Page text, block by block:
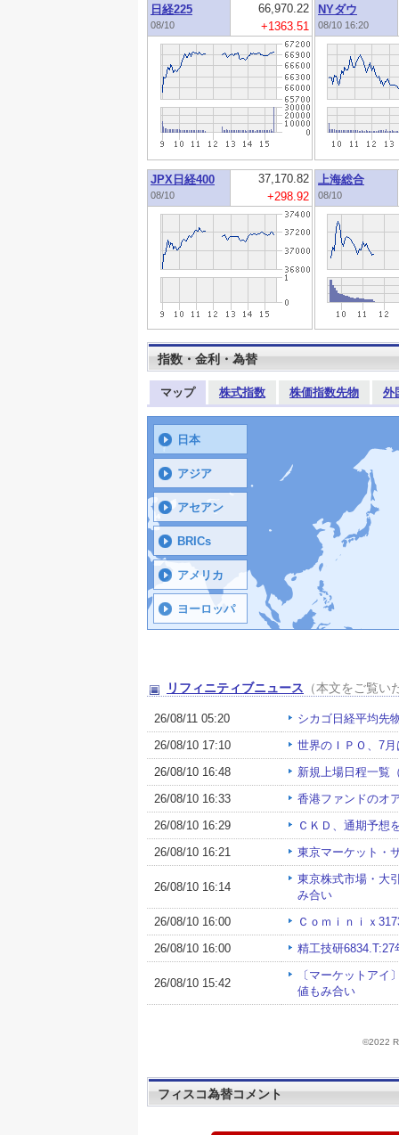
日経225
08/10
66,970.22
+1363.51
NYダウ
08/10 16:20
JPX日経400
08/10
37,170.82
+298.92
上海総合
08/10
指数・金利・為替
マップ 株式指数 株価指数先物 外
日本
アジア
アセアン
BRICs
アメリカ
ヨーロッパ
©2022
フィスコ為替コメント